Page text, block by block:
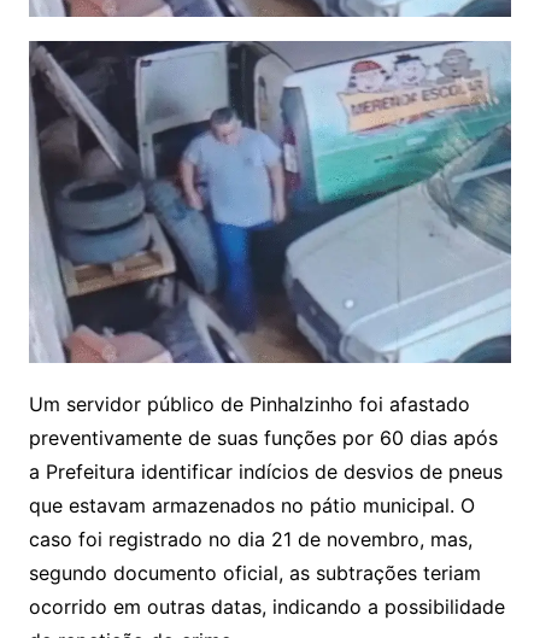
Um servidor público de Pinhalzinho foi afastado
preventivamente de suas funções por 60 dias após
a Prefeitura identificar indícios de desvios de pneus
que estavam armazenados no pátio municipal. O
caso foi registrado no dia 21 de novembro, mas,
segundo documento oficial, as subtrações teriam
ocorrido em outras datas, indicando a possibilidade